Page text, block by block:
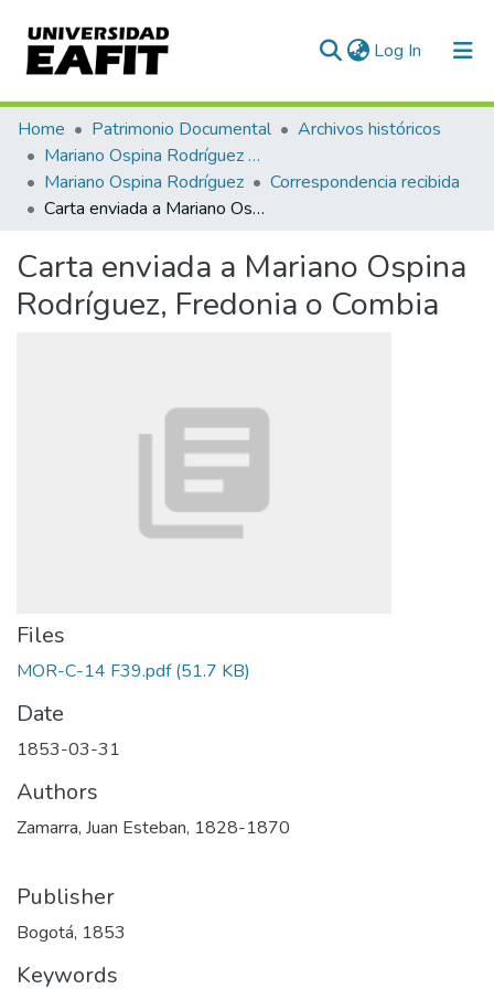
Log In (current)
Communities & Collections
All of DSpace
Statistics
Home Patrimonio Documental
Archivos históricos
Mariano Ospina Rodríguez (1826 -1912)
Mariano Ospina Rodríguez
Correspondencia recibida
Carta enviada a Mariano Ospina Rodríguez, Fredonia o Combia
Carta enviada a Mariano Ospina
Rodríguez, Fredonia o Combia
Files
MOR-C-14 F39.pdf(51.7 KB)
Date
1853-03-31
Authors
Zamarra, Juan Esteban, 1828-1870
Publisher
Bogotá, 1853
Keywords